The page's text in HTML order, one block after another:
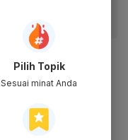
Pilih Topik
Sesuai minat Anda